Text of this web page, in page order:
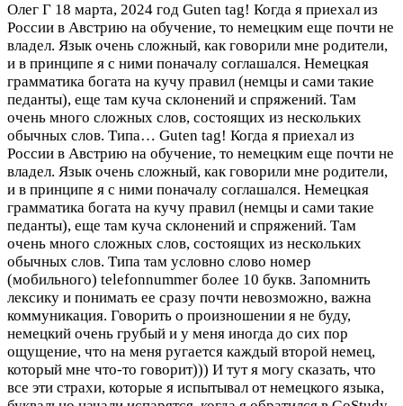
Олег Г 18 марта, 2024 год Guten tag! Когда я приехал из
России в Австрию на обучение, то немецким еще почти не
владел. Язык очень сложный, как говорили мне родители,
и в принципе я с ними поначалу соглашался. Немецкая
грамматика богата на кучу правил (немцы и сами такие
педанты), еще там куча склонений и спряжений. Там
очень много сложных слов, состоящих из нескольких
обычных слов. Типа… Guten tag! Когда я приехал из
России в Австрию на обучение, то немецким еще почти не
владел. Язык очень сложный, как говорили мне родители,
и в принципе я с ними поначалу соглашался. Немецкая
грамматика богата на кучу правил (немцы и сами такие
педанты), еще там куча склонений и спряжений. Там
очень много сложных слов, состоящих из нескольких
обычных слов. Типа там условно слово номер
(мобильного) telefonnummer более 10 букв. Запомнить
лексику и понимать ее сразу почти невозможно, важна
коммуникация. Говорить о произношении я не буду,
немецкий очень грубый и у меня иногда до сих пор
ощущение, что на меня ругается каждый второй немец,
который мне что-то говорит))) И тут я могу сказать, что
все эти страхи, которые я испытывал от немецкого языка,